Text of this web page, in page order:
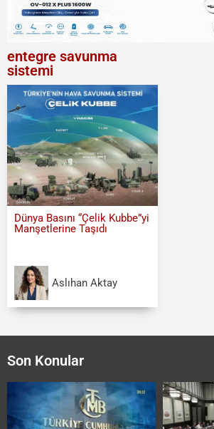
entegre savunma
sistemi
Dünya Basını “Çelik Kubbe”yi
Manşetlerine Taşıdı
Aslıhan Aktay
Son Konular